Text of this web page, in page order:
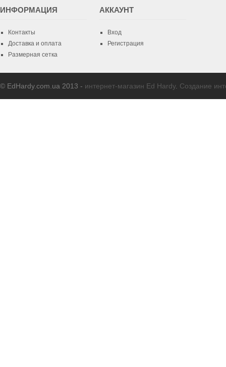
ИНФОРМАЦИЯ
Контакты
Доставка и оплата
Размерная сетка
AККАУНТ
Вход
Регистрация
© EdHardy.com.ua 2013 - интернет-магазин Ed Hardy. Создание